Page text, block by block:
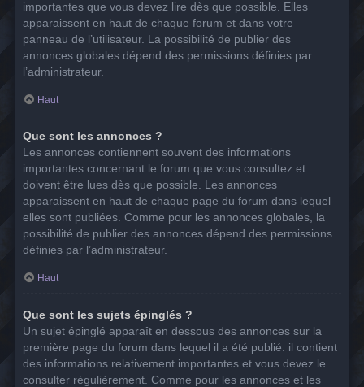
importantes que vous devez lire dès que possible. Elles
apparaissent en haut de chaque forum et dans votre
panneau de l’utilisateur. La possibilité de publier des
annonces globales dépend des permissions définies par
l’administrateur.
Haut
Que sont les annonces ?
Les annonces contiennent souvent des informations
importantes concernant le forum que vous consultez et
doivent être lues dès que possible. Les annonces
apparaissent en haut de chaque page du forum dans lequel
elles sont publiées. Comme pour les annonces globales, la
possibilité de publier des annonces dépend des permissions
définies par l’administrateur.
Haut
Que sont les sujets épinglés ?
Un sujet épinglé apparaît en dessous des annonces sur la
première page du forum dans lequel il a été publié. il contient
des informations relativement importantes et vous devez le
consulter régulièrement. Comme pour les annonces et les